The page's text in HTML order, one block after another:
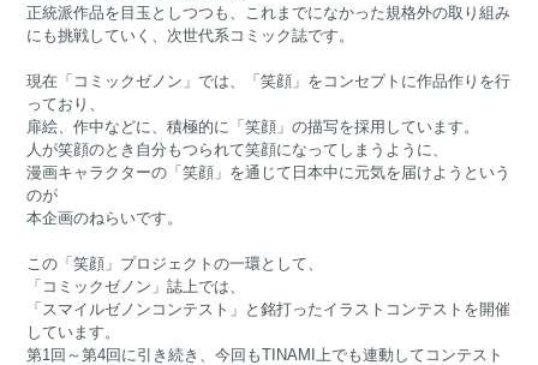
正統派作品を目玉としつつも、これまでになかった規格外の取り組み
にも挑戦していく、次世代系コミック誌です。
現在「コミックゼノン」では、「笑顔」をコンセプトに作品作りを行
っており、
扉絵、作中などに、積極的に「笑顔」の描写を採用しています。
人が笑顔のとき自分もつられて笑顔になってしまうように、
漫画キャラクターの「笑顔」を通じて日本中に元気を届けようという
のが
本企画のねらいです。
この「笑顔」プロジェクトの一環として、
「コミックゼノン」誌上では、
「スマイルゼノンコンテスト」と銘打ったイラストコンテストを開催
しています。
第1回～第4回に引き続き、今回もTINAMI上でも連動してコンテスト